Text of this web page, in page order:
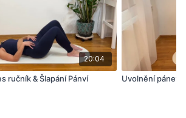
20:04
ručník & Šlapání Pánví Uvolnění